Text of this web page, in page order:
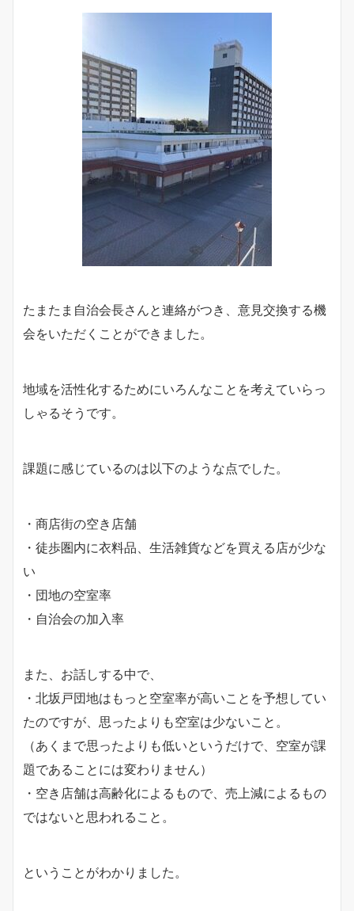
たまたま自治会長さんと連絡がつき、意見交換する機
会をいただくことができました。
地域を活性化するためにいろんなことを考えていらっ
しゃるそうです。
課題に感じているのは以下のような点でした。
・商店街の空き店舗
・徒歩圏内に衣料品、生活雑貨などを買える店が少な
い
・団地の空室率
・自治会の加入率
また、お話しする中で、
・北坂戸団地はもっと空室率が高いことを予想してい
たのですが、思ったよりも空室は少ないこと。
（あくまで思ったよりも低いというだけで、空室が課
題であることには変わりません）
・空き店舗は高齢化によるもので、売上減によるもの
ではないと思われること。
ということがわかりました。